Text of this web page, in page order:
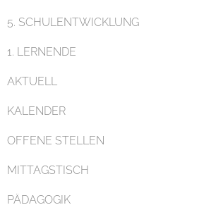
Unterricht
5. SCHULENTWICKLUNG
1. LERNENDE
AKTUELL
KALENDER
OFFENE STELLEN
MITTAGSTISCH
PÄDAGOGIK